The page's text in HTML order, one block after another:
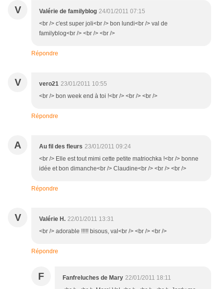
V Valérie de familyblog 24/01/2011 07:15
<br /> c'est super joli<br /> bon lundi<br /> val de
familyblog<br /> <br /> <br />
Répondre
V vero21 23/01/2011 10:55
<br /> bon week end à toi !<br /> <br /> <br />
Répondre
A Au fil des fleurs 23/01/2011 09:24
<br /> Elle est tout mimi cette petite matriochka !<br /> bonne
idée et bon dimanche<br /> Claudine<br /> <br /> <br />
Répondre
V Valérie H. 22/01/2011 13:31
<br /> adorable !!!!! bisous, val<br /> <br /> <br />
Répondre
F Fanfreluches de Mary 22/01/2011 18:11